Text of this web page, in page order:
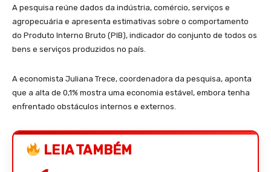
A pesquisa reúne dados da indústria, comércio, serviços e
agropecuária e apresenta estimativas sobre o comportamento
do Produto Interno Bruto (PIB), indicador do conjunto de todos os
bens e serviços produzidos no país.
A economista Juliana Trece, coordenadora da pesquisa, aponta
que a alta de 0,1% mostra uma economia estável, embora tenha
enfrentado obstáculos internos e externos.
LEIA TAMBÉM